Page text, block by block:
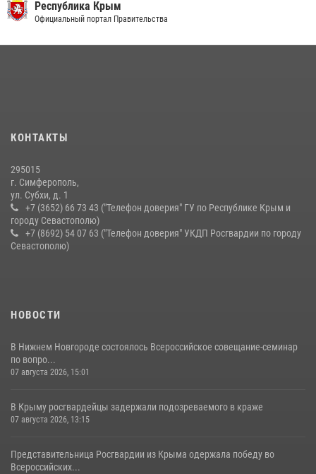
Росгвардия в Крыму и Севастополе задержала ряд
правонарушителей
серию правонарушений в Севастополе
Республика Крым
Официальный портал Правительства
КОНТАКТЫ
295015
г. Симферополь,
ул. Субхи, д. 1
+7 (3652) 66 73 43 ("Телефон доверия" ГУ по Республике Крым и
городу Севастополю)
+7 (8692) 54 07 63 ("Телефон доверия" УКДП Росгвардии по городу
Севастополю)
НОВОСТИ
В Нижнем Новгороде состоялось Всероссийское совещание-семинар
по вопро...
07 августа 2026, 15:01
В Крыму росгвардейцы задержали подозреваемого в краже
07 августа 2026, 13:15
Представительница Росгвардии из Крыма одержала победу во
Всероссийских...